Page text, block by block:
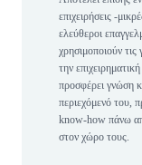
επιχειρήσεις -
ελεύθεροι
χρησιμοποιούν τις
την
προσφέρει γνώση
περιεχόμενό του,
know-how πάνω
στον χώρο τους.